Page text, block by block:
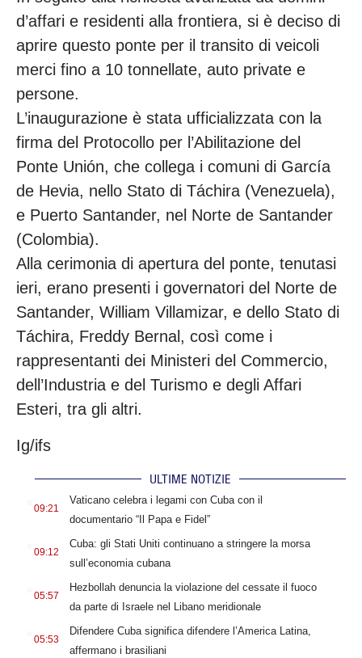
d’affari e residenti alla frontiera, si è deciso di
aprire questo ponte per il transito di veicoli
merci fino a 10 tonnellate, auto private e
persone.
L’inaugurazione è stata ufficializzata con la
firma del Protocollo per l’Abilitazione del
Ponte Unión, che collega i comuni di García
de Hevia, nello Stato di Táchira (Venezuela),
e Puerto Santander, nel Norte de Santander
(Colombia).
Alla cerimonia di apertura del ponte, tenutasi
ieri, erano presenti i governatori del Norte de
Santander, William Villamizar, e dello Stato di
Táchira, Freddy Bernal, così come i
rappresentanti dei Ministeri del Commercio,
dell’Industria e del Turismo e degli Affari
Esteri, tra gli altri.
Ig/ifs
ULTIME NOTIZIE
09:21
Vaticano celebra i legami con Cuba con il
documentario “Il Papa e Fidel”
09:12
Cuba: gli Stati Uniti continuano a stringere la morsa
sull’economia cubana
05:57
Hezbollah denuncia la violazione del cessate il fuoco
da parte di Israele nel Libano meridionale
05:53
Difendere Cuba significa difendere l’America Latina,
affermano i brasiliani